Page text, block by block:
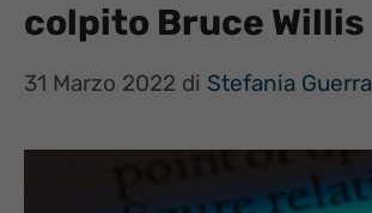
colpito Bruce Willis
31 Marzo 2022 di Stefania Guerra